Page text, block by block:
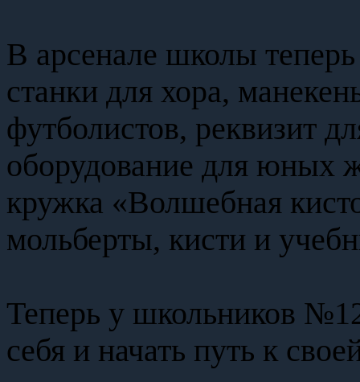
В арсенале школы
станки для хора,
футболистов, реквизит
оборудование для юных
кружка «Волшебная
мольберты, кисти и
Теперь у школьников
себя и начать путь к